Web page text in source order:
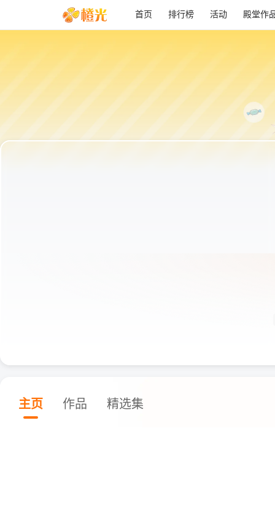
首页 排行榜 活动 殿堂作
主页 作品 精选集